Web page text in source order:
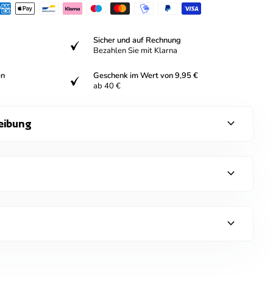
Sicher und auf Rechnung
Bezahlen Sie mit Klarna
Geschenk im Wert von 9,95 €
ab 40 €
expand_more
expand_more
expand_more